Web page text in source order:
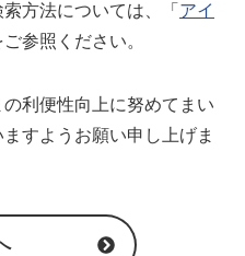
方法については、「 アイ
ご参照ください。
利便性向上に努めてまい
すようお願い申し上げま